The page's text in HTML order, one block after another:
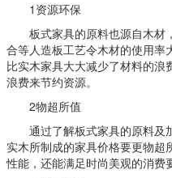
1资源环保
板式家具的原料也源自木材
合等人造板工艺令木材的使用率
比实木家具大大减少了材料的浪
浪费来节约资源。
2物超所值
通过了解板式家具的原料及
实木所制成的家具价格要更物超
性能，还能满足时尚美观的消费